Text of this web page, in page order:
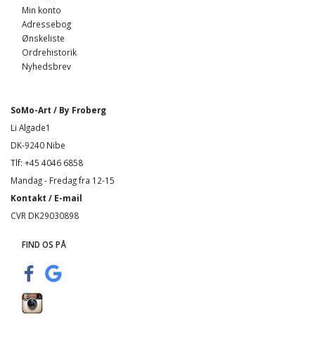
Min konto
Adressebog
Ønskeliste
Ordrehistorik
Nyhedsbrev
SoMo-Art / By Froberg
Li Algade1
DK-9240 Nibe
Tlf: +45 4046 6858
Mandag - Fredag fra 12-15
Kontakt / E-mail
CVR DK29030898
FIND OS PÅ